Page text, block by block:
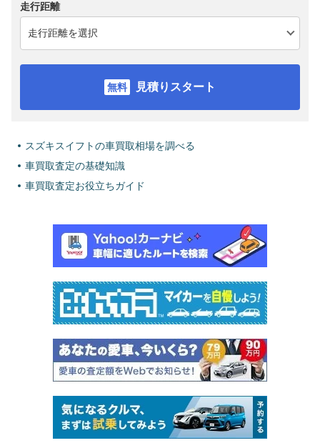
走行距離
見積りスタート
スズキスイフトの車買取相場を調べる
車買取査定の基礎知識
車買取査定お役立ちガイド